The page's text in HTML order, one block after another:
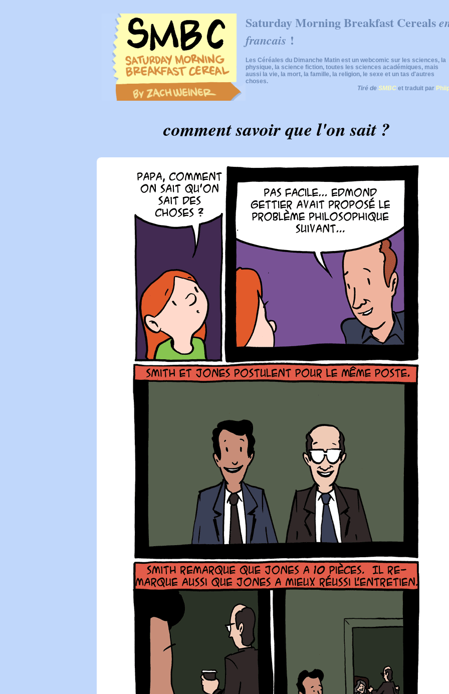
Saturday Morning Breakfast Cereals
francais !
Les Céréales du Dimanche Matin est un webcomic sur les sciences, la
physique, la science fiction, toutes les sciences académiques, mais
aussi la vie, la mort, la famille, la religion, le sexe et un tas d'autres
choses.
Tiré de SMBC et traduit par
comment savoir que l'on sait ?